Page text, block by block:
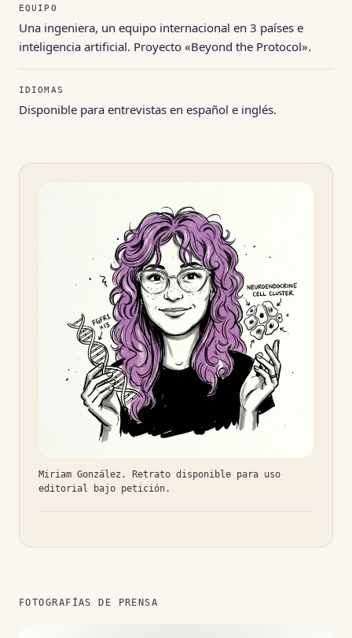
EQUIPO
Una ingeniera, un equipo internacional en 3 países e
inteligencia artificial. Proyecto «Beyond the Protocol».
IDIOMAS
Disponible para entrevistas en español e inglés.
Miriam González. Retrato disponible para uso
editorial bajo petición.
FOTOGRAFÍAS DE PRENSA